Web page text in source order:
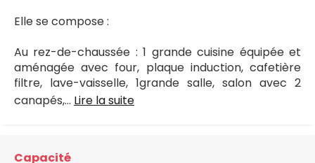
Elle se compose :
Au rez-de-chaussée : 1 grande cuisine équipée et
aménagée avec four, plaque induction, cafetière
filtre, lave-vaisselle, 1grande salle, salon avec 2
canapés,... Lire la suite
Capacité